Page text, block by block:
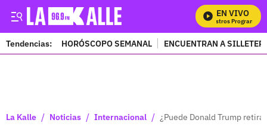
EN VIVO
Tendencias: HORÓSCOPO SEMANAL ENCUENTRAN A
La Kalle / Noticias / Internacional / ¿Puede Donald Trump